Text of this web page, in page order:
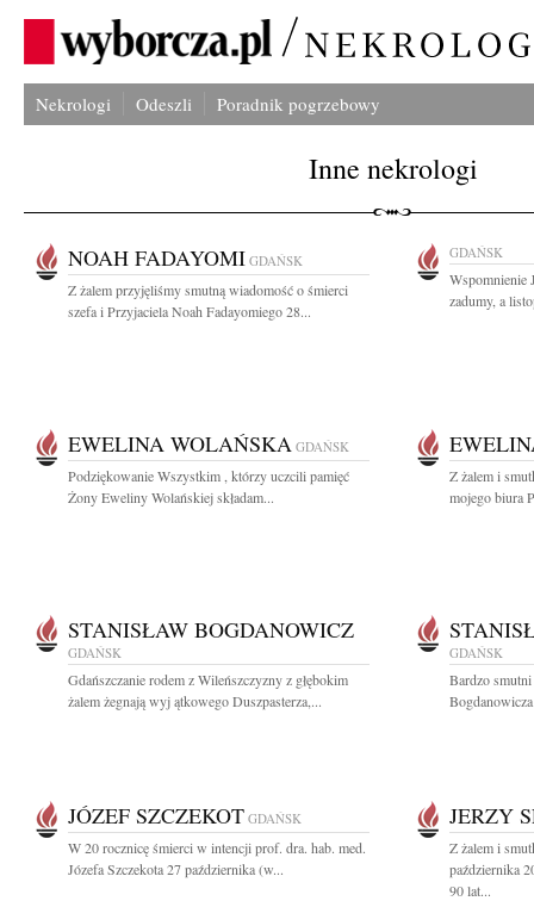
Nekrologi Odeszli Poradnik pogrzebowy
Inne nekrologi
NOAH FADAYOMI GDAŃSK
Z żalem przyjęliśmy smutną wiadomość o śmierci
szefa i Przyjaciela Noah Fadayomiego 28...
GDAŃSK
Wspomnienie
zadumy, a
EWELINA WOLAŃSKA GDAŃSK
Podziękowanie Wszystkim , którzy uczcili pamięć
Żony Eweliny Wolańskiej składam...
Z żalem i
mojego biura
STANISŁAW BOGDANOWICZ
GDAŃSK
Gdańszczanie rodem z Wileńszczyzny z głębokim
żalem żegnają wyj ątkowego Duszpasterza,...
GDAŃSK
Bardzo smutni
JÓZEF SZCZEKOT GDAŃSK
W 20 rocznicę śmierci w intencji prof. dra. hab. med.
Józefa Szczekota 27 października (w...
JERZY
Z żalem i
października
90 lat...